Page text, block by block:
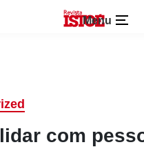
Menu
com